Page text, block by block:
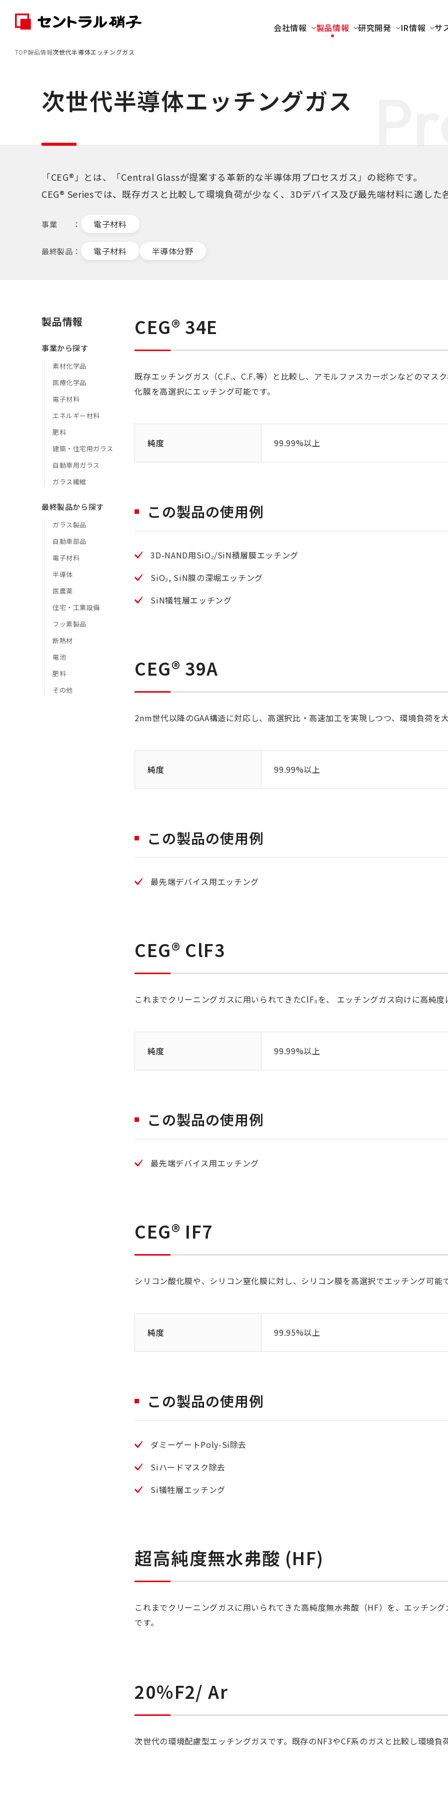
会社情報 製品情報 研究開発 IR情報 サ
TOP製品情報次世代半導体エッチングガス
次世代半導体エッチングガス
「CEG®」とは、「Central Glassが提案する革新的な半導体用プロセスガス」の総称です。
CEG® Seriesでは、既存ガスと比較して環境負荷が少なく、3Dデバイス及び最先端材料に適し
事業 電子材料
最終製品 電子材料 半導体分野
製品情報
事業から探す
素材化学品
医療化学品
電子材料
エネルギー材料
肥料
建築・住宅用ガラス
自動車用ガラス
ガラス繊維
最終製品から探す
ガラス製品
自動車部品
電子材料
半導体
医農薬
住宅・工業設備
フッ素製品
断熱材
電池
肥料
その他
CEG®︎ 34E
既存エッチングガス（C₄F₆、C₄F₈等）と比較し、アモルファスカーボンなどのマス
化膜を高選択にエッチング可能です。
純度 99.99%以上
この製品の使用例
3D-NAND用SiO₂/SiN積層膜エッチング
SiO₂, SiN膜の深堀エッチング
SiN犠牲層エッチング
CEG®︎ 39A
2nm世代以降のGAA構造に対応し、高選択比・高速加工を実現しつつ、環境負荷を
純度 99.99%以上
この製品の使用例
最先端デバイス用エッチング
CEG®︎ ClF3
これまでクリーニングガスに用いられてきたClF₃を、 エッチングガス向けに高純
純度 99.99%以上
この製品の使用例
最先端デバイス用エッチング
CEG®︎ IF7
シリコン酸化膜や、シリコン窒化膜に対し、シリコン膜を高選択でエッチング可能
純度 99.95%以上
この製品の使用例
ダミーゲートPoly-Si除去
Siハードマスク除去
Si犠牲層エッチング
超高純度無水弗酸 (HF)
これまでクリーニングガスに用いられてきた高純度無水弗酸（HF）を、エッチン
です。
20％F2/ Ar
次世代の環境配慮型エッチングガスです。既存のNF3やCF系のガスと比較し環境負